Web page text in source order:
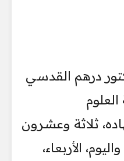
درهم القدسي
ثلاثة وعشرون
الأربعاء،